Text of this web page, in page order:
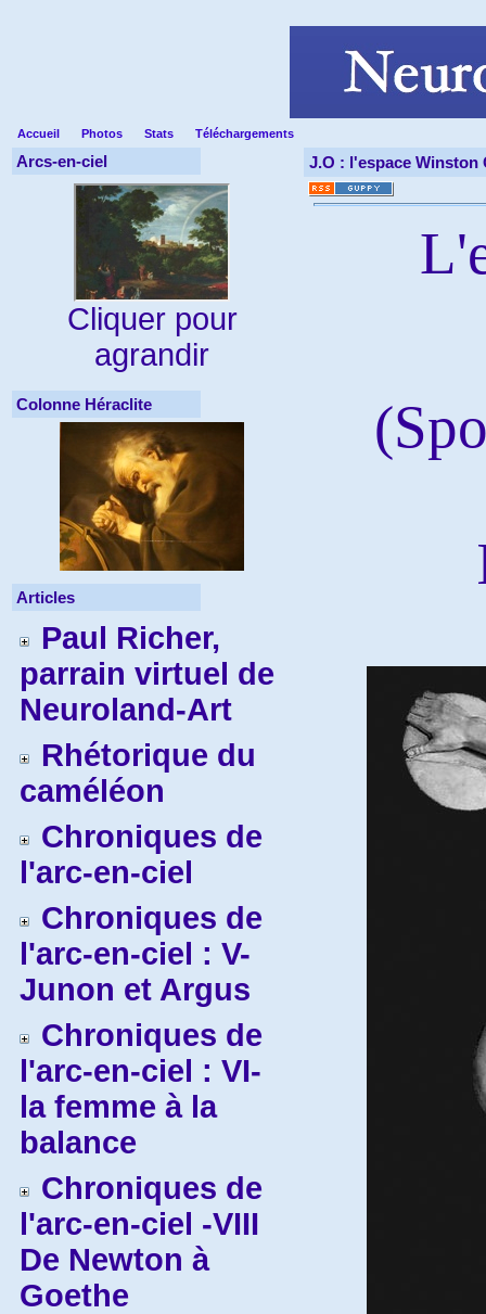
Accueil Photos Stats Téléchargements
Arcs-en-ciel
Cliquer pour
agrandir
Colonne Héraclite
Articles
Paul Richer,
parrain virtuel de
Neuroland-Art
Rhétorique du
caméléon
Chroniques de
l'arc-en-ciel
Chroniques de
l'arc-en-ciel : V-
Junon et Argus
Chroniques de
l'arc-en-ciel : VI-
la femme à la
balance
Chroniques de
l'arc-en-ciel -VIII
De Newton à
Goethe
J.O : l'espace